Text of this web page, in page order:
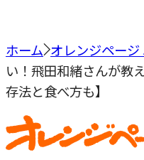
ホーム オレンジペー
い！飛田和緒さんが教
存法と食べ方も】